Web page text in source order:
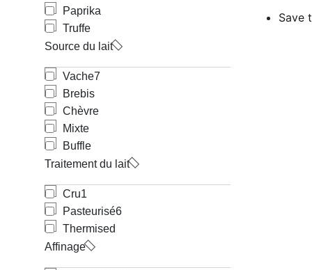
Paprika
Truffe
Source du lait
Vache7
Brebis
Chèvre
Mixte
Buffle
Traitement du lait
Cru1
Pasteurisé6
Thermised
Affinage
Save